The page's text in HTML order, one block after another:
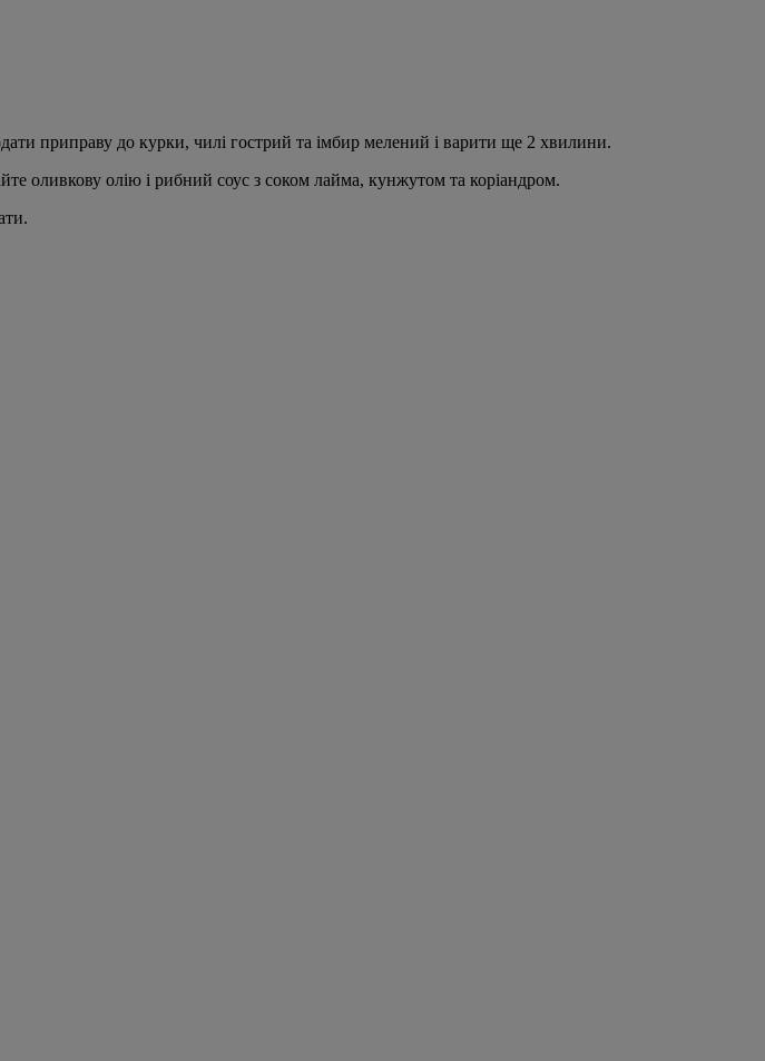
приправу до курки, чилі гострий та імбир мелений і варити ще 2 хвилини.
оливкову олію і рибний соус з соком лайма, кунжутом та коріандром.